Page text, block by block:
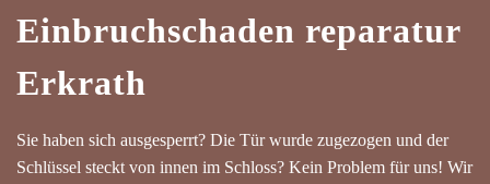
Einbruchschaden reparatur
Erkrath
Sie haben sich ausgesperrt? Die Tür wurde zugezogen und der
Schlüssel steckt von innen im Schloss? Kein Problem für uns! Wir